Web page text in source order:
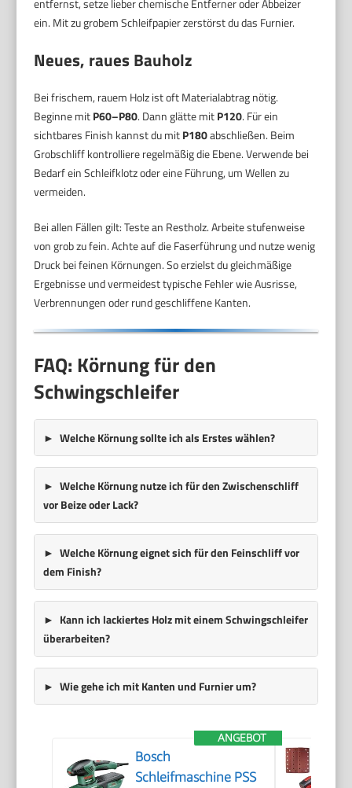
entfernst, setze lieber chemische Entferner oder Abbeizer
ein. Mit zu grobem Schleifpapier zerstörst du das Furnier.
Neues, raues Bauholz
Bei frischem, rauem Holz ist oft Materialabtrag nötig.
Beginne mitP60–P80. Dann glätte mitP120. Für ein
sichtbares Finish kannst du mitP180abschließen. Beim
Grobschliff kontrolliere regelmäßig die Ebene. Verwende bei
Bedarf ein Schleifklotz oder eine Führung, um Wellen zu
vermeiden.
Bei allen Fällen gilt: Teste an Restholz. Arbeite stufenweise
von grob zu fein. Achte auf die Faserführung und nutze wenig
Druck bei feinen Körnungen. So erzielst du gleichmäßige
Ergebnisse und vermeidest typische Fehler wie Ausrisse,
Verbrennungen oder rund geschliffene Kanten.
FAQ: Körnung für den
Schwingschleifer
Welche Körnung sollte ich als Erstes wählen?
Welche Körnung nutze ich für den Zwischenschliff
vor Beize oder Lack?
Welche Körnung eignet sich für den Feinschliff vor
dem Finish?
Kann ich lackiertes Holz mit einem Schwingschleifer
überarbeiten?
Wie gehe ich mit Kanten und Furnier um?
ANGEBOT
Bosch
Schleifmaschine PSS